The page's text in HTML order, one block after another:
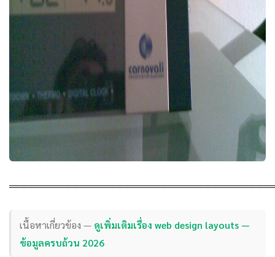
เนื้อหาเกี่ยวข้อง — ดูเพิ่มเติมเรื่อง web design layouts —
ข้อมูลครบถ้วน 2026